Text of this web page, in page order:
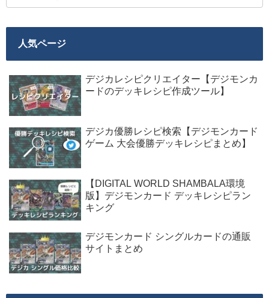
人気ページ
デジカレシピクリエイター【デジモンカ
ードのデッキレシピ作成ツール】
デジカ優勝レシピ検索【デジモンカード
ゲーム 大会優勝デッキレシピまとめ】
【DIGITAL WORLD SHAMBALA環境
版】デジモンカード デッキレシピラン
キング
デジモンカード シングルカードの通販
サイトまとめ